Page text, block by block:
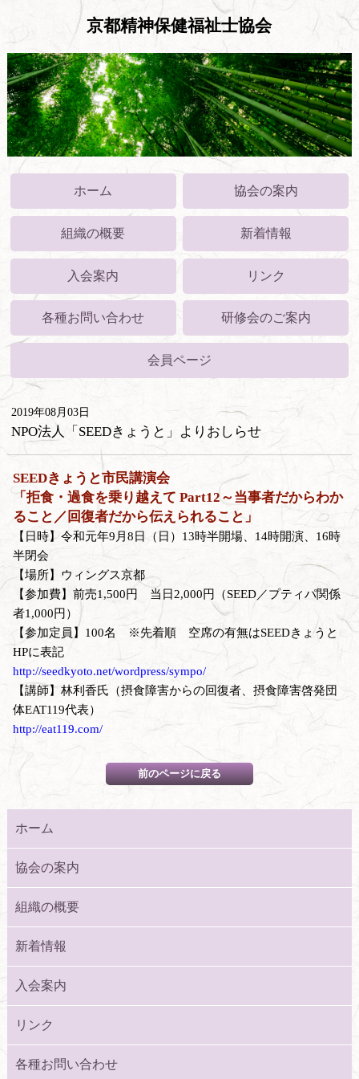
京都精神保健福祉士協会
ホーム 協会の案内
組織の概要 新着情報
入会案内 リンク
各種お問い合わせ 研修会のご案内
会員ページ
2019年08月03日
NPO法人「SEEDきょうと」よりおしらせ
SEEDきょうと市民講演会
「拒食・過食を乗り越えて Part12～当事者だからわか
ること／回復者だから伝えられること」
【日時】令和元年9月8日（日）13時半開場、14時開演、16時
半閉会
【場所】ウィングス京都
【参加費】前売1,500円 当日2,000円（SEED／プティパ関係
者1,000円）
【参加定員】100名 ※先着順 空席の有無はSEEDきょうと
HPに表記
http://seedkyoto.net/wordpress/sympo/
【講師】林利香氏（摂食障害からの回復者、摂食障害啓発団
体EAT119代表）
http://eat119.com/
ホーム
協会の案内
組織の概要
新着情報
入会案内
リンク
各種お問い合わせ